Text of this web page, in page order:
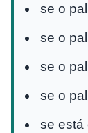
se o
se o
se o
se o
se está